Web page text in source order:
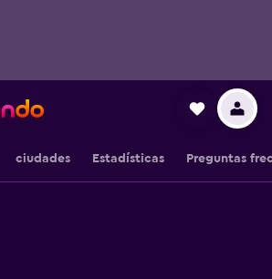
ciudades Estadísticas Preguntas